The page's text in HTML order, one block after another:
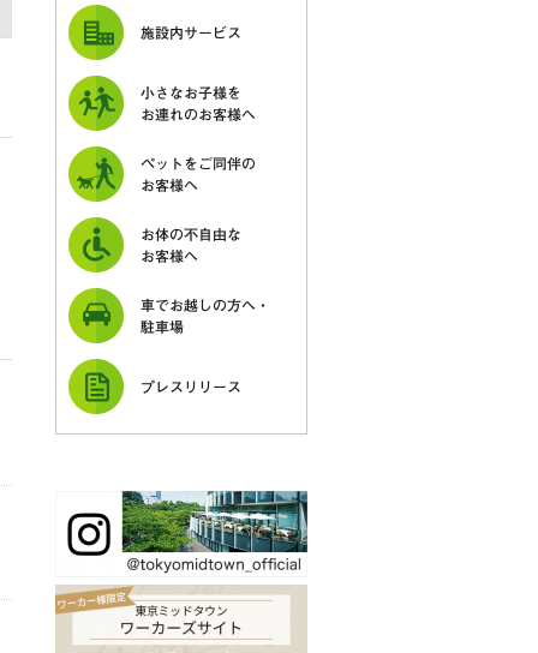
施設内サービス
小さなお子様を
お連れのお客様へ
ペットをご同伴の
お客様へ
お体の不自由な
お客様へ
車でお越しの方へ・
駐車場
プレスリリース